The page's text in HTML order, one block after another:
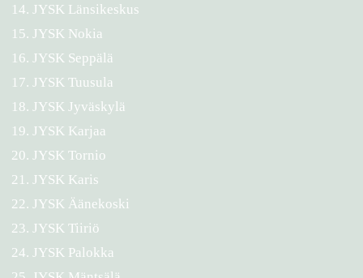
JYSK Länsikeskus
JYSK Nokia
JYSK Seppälä
JYSK Tuusula
JYSK Jyväskylä
JYSK Karjaa
JYSK Tornio
JYSK Karis
JYSK Äänekoski
JYSK Tiiriö
JYSK Palokka